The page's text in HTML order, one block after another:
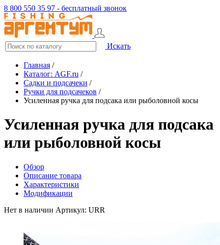
8 800 550 35 97 - бесплатный звонок
Искать
Главная /
Каталог: AGF.ru /
Садки и подсачеки /
Ручки для подсачеков /
Усиленная ручка для подсака или рыболовной косы
Усиленная ручка для подсака
или рыболовной косы
Обзор
Описание товара
Характеристики
Модификации
Нет в наличии Артикул: URR